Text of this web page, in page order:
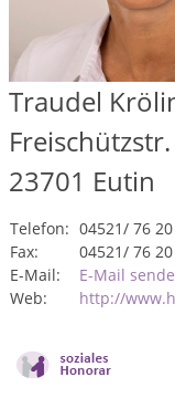
Traudel
23701 Eutin
Telefon: 04521/ 76
Fax:
04521/ 76
E-Mail:
E-Mail
Web:
http://